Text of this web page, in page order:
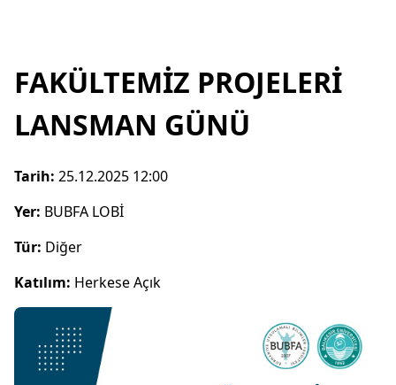
FAKÜLTEMİZ PROJELERİ
LANSMAN GÜNÜ
Tarih: 25.12.2025 12:00
Yer: BUBFA LOBİ
Tür: Diğer
Katılım: Herkese Açık